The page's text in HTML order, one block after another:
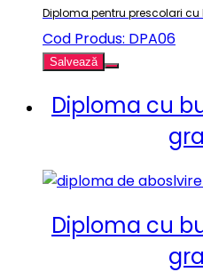
Diploma pentru prescolari cu
Cod Produs: DPA06
Salvează
Diploma cu
Diploma cu